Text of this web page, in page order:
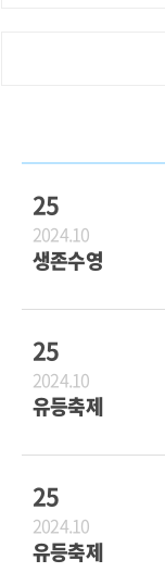
25
2024.10
생존수영
25
2024.10
유등축제
25
2024.10
유등축제